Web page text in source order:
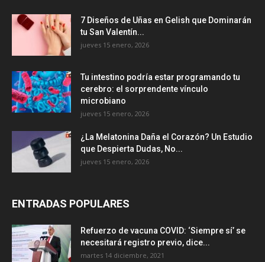
7 Diseños de Uñas en Gelish que Dominarán
tu San Valentín...
jueves 15 enero, 2026
Tu intestino podría estar programando tu
cerebro: el sorprendente vínculo
microbiano
jueves 15 enero, 2026
¿La Melatonina Daña el Corazón? Un Estudio
que Despierta Dudas, No...
jueves 15 enero, 2026
ENTRADAS POPULARES
Refuerzo de vacuna COVID: ‘Siempre sí’ se
necesitará registro previo, dice...
martes 14 diciembre, 2021